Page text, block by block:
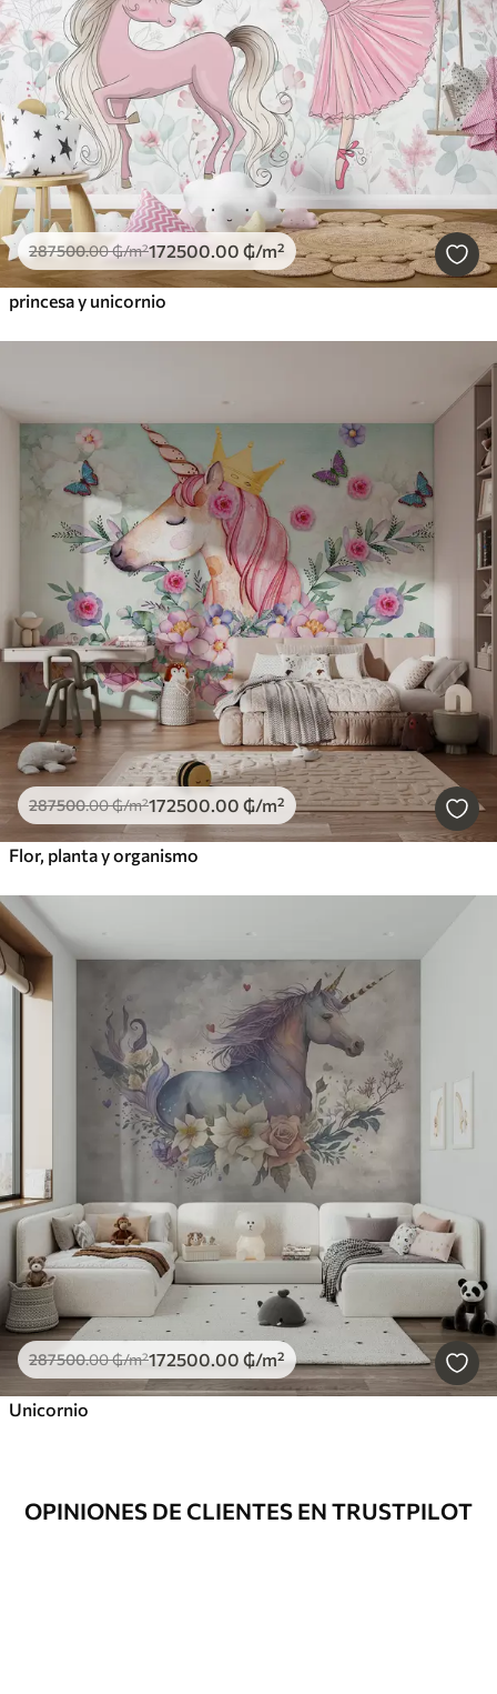
287500.00₲/m²172500.00 ₲/m²
princesa y unicornio
287500.00₲/m²172500.00 ₲/m²
Flor, planta y organismo
287500.00₲/m²172500.00 ₲/m²
Unicornio
OPINIONES DE CLIENTES EN TRUSTPILOT